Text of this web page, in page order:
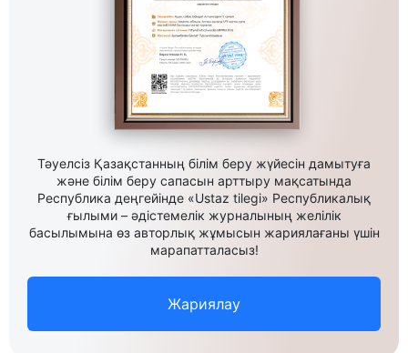
Тәуелсіз Қазақстанның білім беру жүйесін дамытуға
және білім беру сапасын арттыру мақсатында
Республика деңгейінде «Ustaz tilegi» Республикалық
ғылыми – әдістемелік журналының желілік
басылымына өз авторлық жұмысын жариялағаны үшін
марапатталасыз!
Жариялау